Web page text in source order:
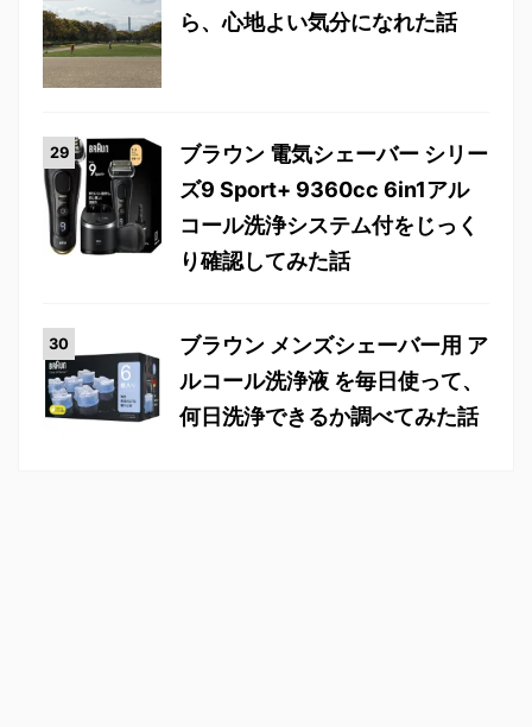
ら、心地よい気分になれた話
ブラウン 電気シェーバー シリー
ズ9 Sport+ 9360cc 6in1アル
コール洗浄システム付をじっく
り確認してみた話
ブラウン メンズシェーバー用 ア
ルコール洗浄液 を毎日使って、
何日洗浄できるか調べてみた話